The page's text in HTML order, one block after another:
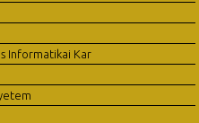
Informatikai Kar